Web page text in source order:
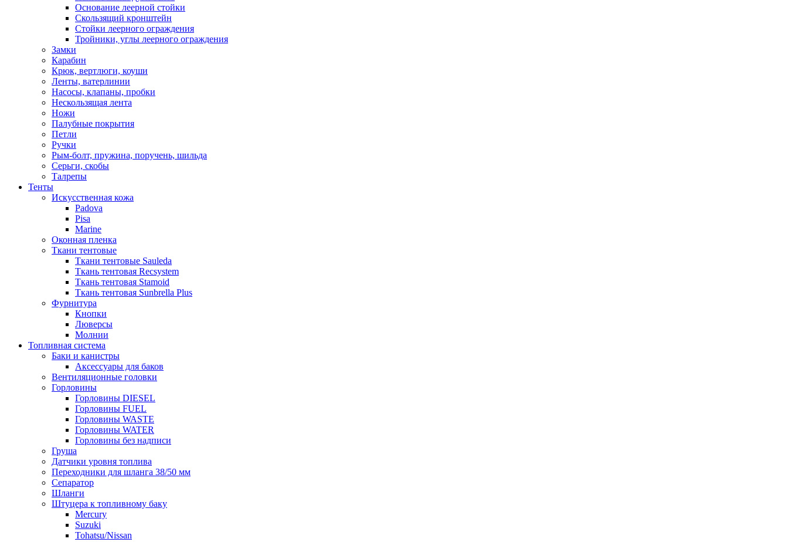
Основание леерной стойки
Скользящий кронштейн
Стойки леерного ограждения
Тройники, углы леерного ограждения
Замки
Карабин
Крюк, вертлюги, коуши
Ленты, ватерлинии
Насосы, клапаны, пробки
Нескользящая лента
Ножи
Палубные покрытия
Петли
Ручки
Рым-болт, пружина, поручень, шильда
Серьги, скобы
Талрепы
Тенты
Искусственная кожа
Padova
Pisa
Marine
Оконная пленка
Ткани тентовые
Ткани тентовые Sauleda
Ткань тентовая Recsystem
Ткань тентовая Stamoid
Ткань тентовая Sunbrella Plus
Фурнитура
Кнопки
Люверсы
Молнии
Топливная система
Баки и канистры
Аксессуары для баков
Вентиляционные головки
Горловины
Горловины DIESEL
Горловины FUEL
Горловины WASTE
Горловины WATER
Горловины без надписи
Груша
Датчики уровня топлива
Переходники для шланга 38/50 мм
Сепаратор
Шланги
Штуцера к топливному баку
Mercury
Suzuki
Tohatsu/Nissan